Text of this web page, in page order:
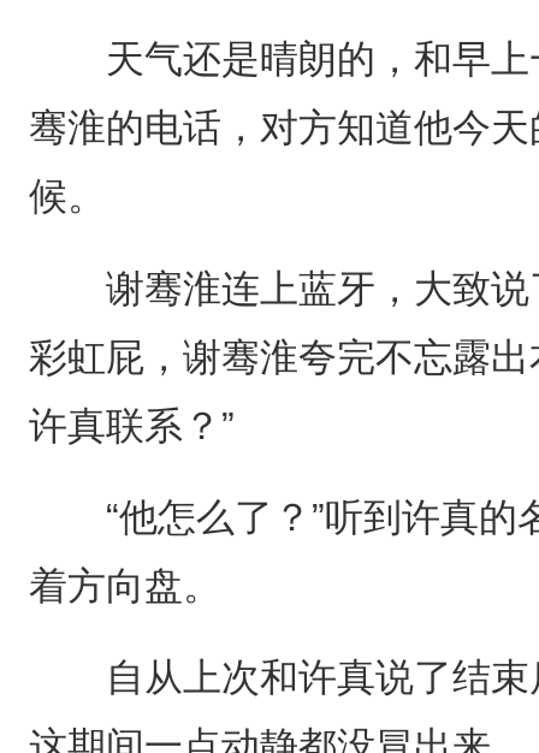
天气还是晴朗的，和早上
骞淮的电话，对方知道他今
候。
谢骞淮连上蓝牙，大致说
彩虹屁，谢骞淮夸完不忘露
许真联系？”
“他怎么了？”听到许真的
着方向盘。
自从上次和许真说了结束